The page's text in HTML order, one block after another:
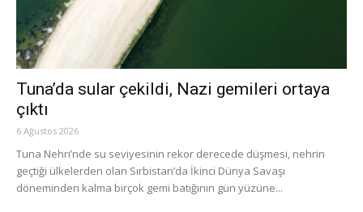
Tuna’da sular çekildi, Nazi gemileri ortaya
çıktı
6 Ağustos 2026
Tuna Nehri’nde su seviyesinin rekor derecede düşmesi, nehrin
geçtiği ülkelerden olan Sırbistan’da İkinci Dünya Savaşı
döneminden kalma birçok gemi batığının gün yüzüne...